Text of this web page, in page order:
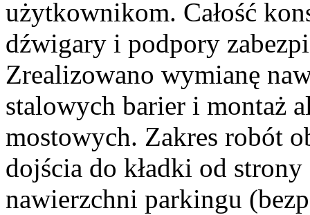
użytkownikom. Całość
dźwigary i podpory
Zrealizowano wymianę
stalowych barier i montaż
mostowych. Zakres robót
dojścia do kładki od
nawierzchni parkingu